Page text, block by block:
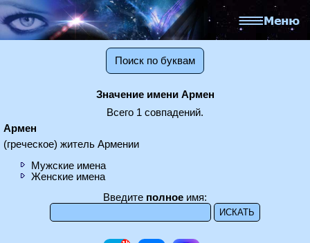
Поиск по буквам
Значение имени Армен
Всего 1 совпадений.
Армен
(греческое) житель Армении
Мужские имена
Женские имена
Введите полное имя: